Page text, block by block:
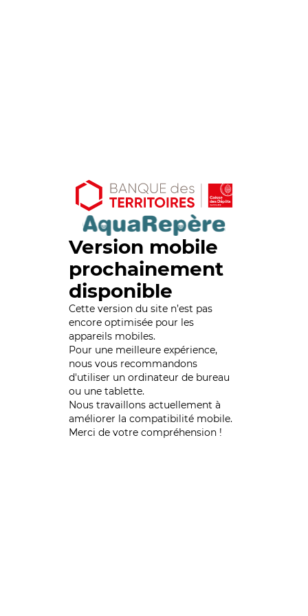
Version mobile
prochainement
disponible
Cette version du site n’est pas
encore optimisée pour les
appareils mobiles.
Pour une meilleure expérience,
nous vous recommandons
d'utiliser un ordinateur de bureau
ou une tablette.
Nous travaillons actuellement à
améliorer la compatibilité mobile.
Merci de votre compréhension !